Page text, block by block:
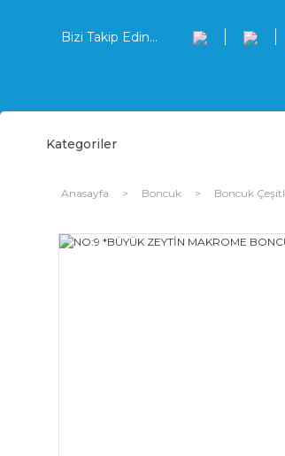
Bizi Takip Edin...
Kategoriler
Anasayfa Boncuk Boncuk